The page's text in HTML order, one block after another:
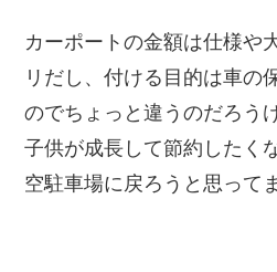
カーポートの金額は仕様や
リだし、付ける目的は車の
のでちょっと違うのだろう
子供が成長して節約したく
空駐車場に戻ろうと思って